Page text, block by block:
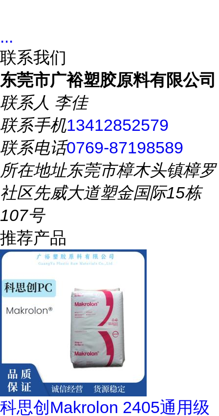
...
联系我们
东莞市广裕塑胶原料有限公司
联系人 李佳
联系手机13412852579
联系电话0769-87198589
所在地址东莞市樟木头镇樟罗
社区先威大道塑金国际15栋
107号
推荐产品
科思创Makrolon 2405通用级